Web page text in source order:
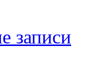
записи